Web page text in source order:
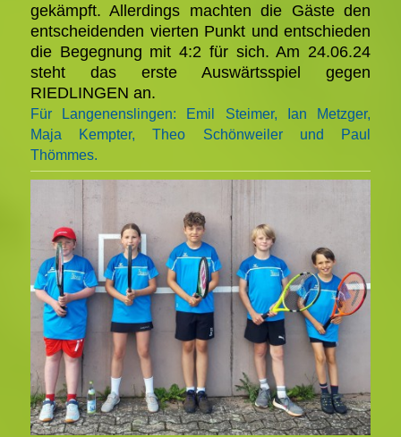
gekämpft. Allerdings machten die Gäste den
entscheidenden vierten Punkt und entschieden
die Begegnung mit 4:2 für sich. Am 24.06.24
steht das erste Auswärtsspiel gegen
RIEDLINGEN an.
Für Langenenslingen: Emil Steimer, Ian Metzger,
Maja Kempter, Theo Schönweiler und Paul
Thömmes.